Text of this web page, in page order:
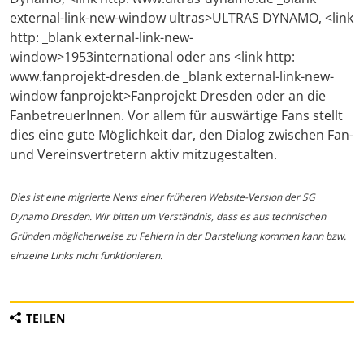
external-link-new-window ultras>ULTRAS DYNAMO, <link
http: _blank external-link-new-
window>1953international oder ans <link http:
www.fanprojekt-dresden.de _blank external-link-new-
window fanprojekt>Fanprojekt Dresden oder an die
FanbetreuerInnen. Vor allem für auswärtige Fans stellt
dies eine gute Möglichkeit dar, den Dialog zwischen Fan-
und Vereinsvertretern aktiv mitzugestalten.
Dies ist eine migrierte News einer früheren Website-Version der SG
Dynamo Dresden. Wir bitten um Verständnis, dass es aus technischen
Gründen möglicherweise zu Fehlern in der Darstellung kommen kann bzw.
einzelne Links nicht funktionieren.
TEILEN